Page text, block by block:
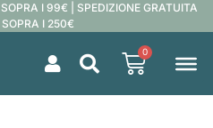
I 99€ | SPEDIZIONE GRATUITA
SOPRA I 250€
0